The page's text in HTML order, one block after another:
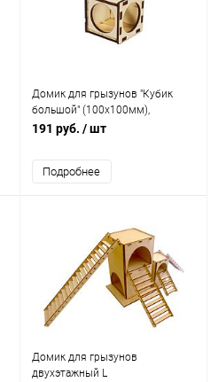
Домик для грызунов "Кубик
большой" (100х100мм),
деревянный
191 руб. / шт
Подробнее
Домик для грызунов
двухэтажный L